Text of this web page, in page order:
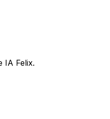
IA Felix.